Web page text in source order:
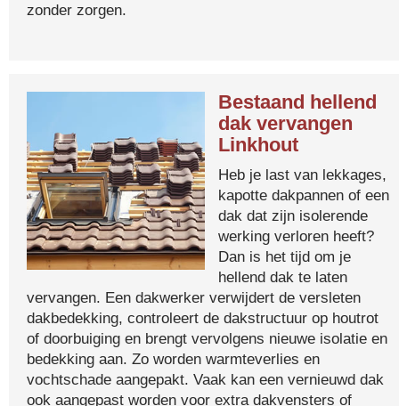
zonder zorgen.
Bestaand hellend
dak vervangen
Linkhout
Heb je last van lekkages,
kapotte dakpannen of een
dak dat zijn isolerende
werking verloren heeft?
Dan is het tijd om je
hellend dak te laten
vervangen. Een dakwerker verwijdert de versleten
dakbedekking, controleert de dakstructuur op houtrot
of doorbuiging en brengt vervolgens nieuwe isolatie en
bedekking aan. Zo worden warmteverlies en
vochtschade aangepakt. Vaak kan een vernieuwd dak
ook aangepast worden voor extra dakvensters of